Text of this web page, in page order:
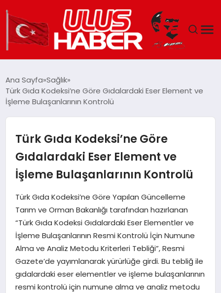
DÜNYA
TEKNOLOJI
EĞITIM
MAGAZIN
SPOR
YAŞAM
Ana Sayfa Sağlık
Türk Gıda Kodeksi’ne Göre Gıdalardaki Eser Element ve
İşleme Bulaşanlarının Kontrolü
Türk Gıda Kodeksi’ne Göre
Gıdalardaki Eser Element ve
İşleme Bulaşanlarının Kontrolü
Türk Gıda Kodeksi’ne Göre Yapılan Güncelleme
Tarım ve Orman Bakanlığı tarafından hazırlanan
“Türk Gıda Kodeksi Gıdalardaki Eser Elementler ve
İşleme Bulaşanlarının Resmi Kontrolü İçin Numune
Alma ve Analiz Metodu Kriterleri Tebliği”, Resmi
Gazete’de yayımlanarak yürürlüğe girdi. Bu tebliğ ile
gıdalardaki eser elementler ve işleme bulaşanlarının
resmi kontrolü için numune alma ve analiz metodu